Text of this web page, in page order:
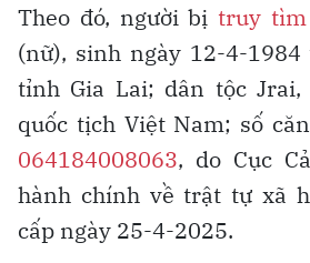
Theo đó, người bịtruy tìm
(nữ), sinh ngày 12-4-
tỉnh Gia Lai; dân tộc Jrai,
quốc tịch Việt Nam; số
064184008063, do Cục
hành chính về trật tự xã
cấp ngày 25-4-2025.